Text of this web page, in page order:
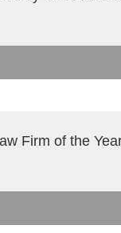
Firm of the